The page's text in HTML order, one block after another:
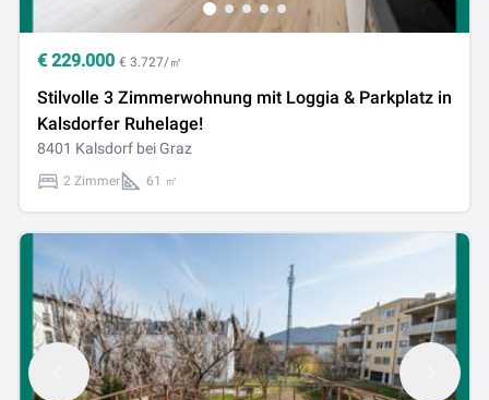
€ 229.000 € 3.727/㎡
Stilvolle 3 Zimmerwohnung mit Loggia & Parkplatz in
Kalsdorfer Ruhelage!
8401 Kalsdorf bei Graz
2 Zimmer 61 ㎡